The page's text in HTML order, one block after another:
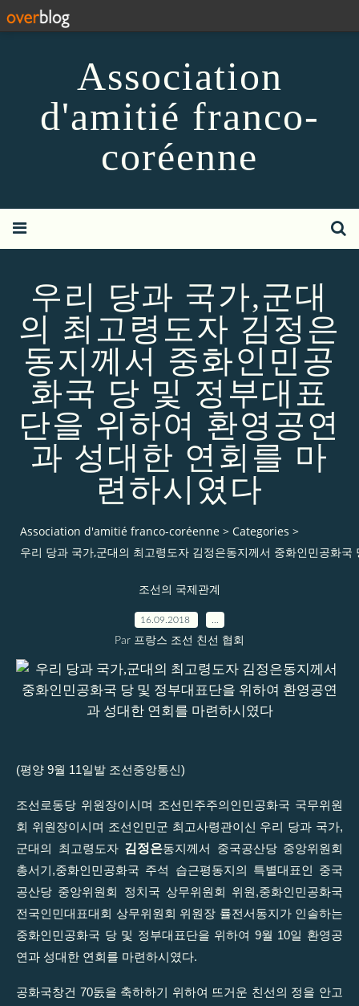
Association
d'amitié franco-
coréenne
우리 당과 국가,군대
의 최고령도자 김정은
동지께서 중화인민공
화국 당 및 정부대표
단을 위하여 환영공연
과 성대한 연회를 마
련하시였다
Association d'amitié franco-coréenne > Categories >
우리 당과 국가,군대의 최고령도자 김정은동지께서 중화인민공화
조선의 국제관계
16.09.2018
Par 프랑스 조선 친선 협회
(평양 9월 11일발 조선중앙통신)
조선로동당 위원장이시며 조선민주주의인민공화국 국무위원
회 위원장이시며 조선인민군 최고사령관이신 우리 당과 국가,
군대의 최고령도자 김정은동지께서 중국공산당 중앙위원회
총서기,중화인민공화국 주석 습근평동지의 특별대표인 중국
공산당 중앙위원회 정치국 상무위원회 위원,중화인민공화국
전국인민대표대회 상무위원회 위원장 률전서동지가 인솔하는
중화인민공화국 당 및 정부대표단을 위하여 9월 10일 환영공
연과 성대한 연회를 마련하시였다.
공화국창건 70돐을 축하하기 위하여 뜨거운 친선의 정을 안고